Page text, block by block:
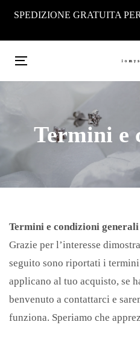
primary
navigation
Skip
content
SPEDIZIONE GRATUITA
Toggle
Termini e
Termini e condizioni
Grazie per l’interesse
seguito sono riportati i
applicano al tuo acquisto, se
benvenuto a contattarci e
funziona. Speriamo che